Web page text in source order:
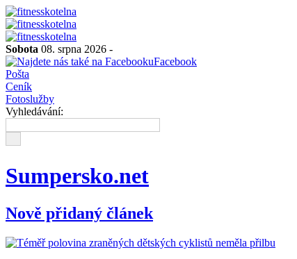
Sobota 08. srpna 2026 -
Facebook
Pošta
Ceník
Fotoslužby
Vyhledávání:
Sumpersko.net
Nově přidaný článek